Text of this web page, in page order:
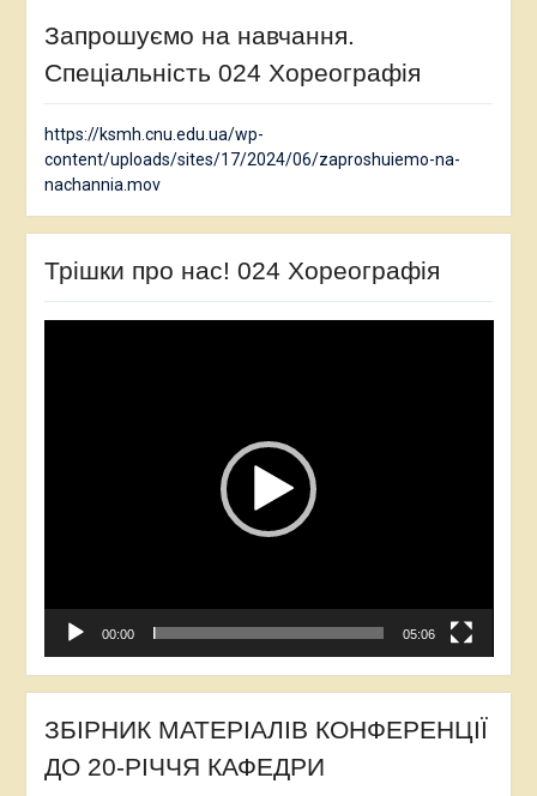
Запрошуємо на навчання.
Спеціальність 024 Хореографія
https://ksmh.cnu.edu.ua/wp-
content/uploads/sites/17/2024/06/zaproshuiemo-na-
nachannia.mov
Трішки про нас! 024 Хореографія
00:00 05:06
ЗБІРНИК МАТЕРІАЛІВ КОНФЕРЕНЦІЇ
ДО 20-РІЧЧЯ КАФЕДРИ